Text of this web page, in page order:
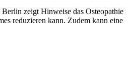
zeigt Hinweise das Osteopathie
reduzieren kann. Zudem kann eine